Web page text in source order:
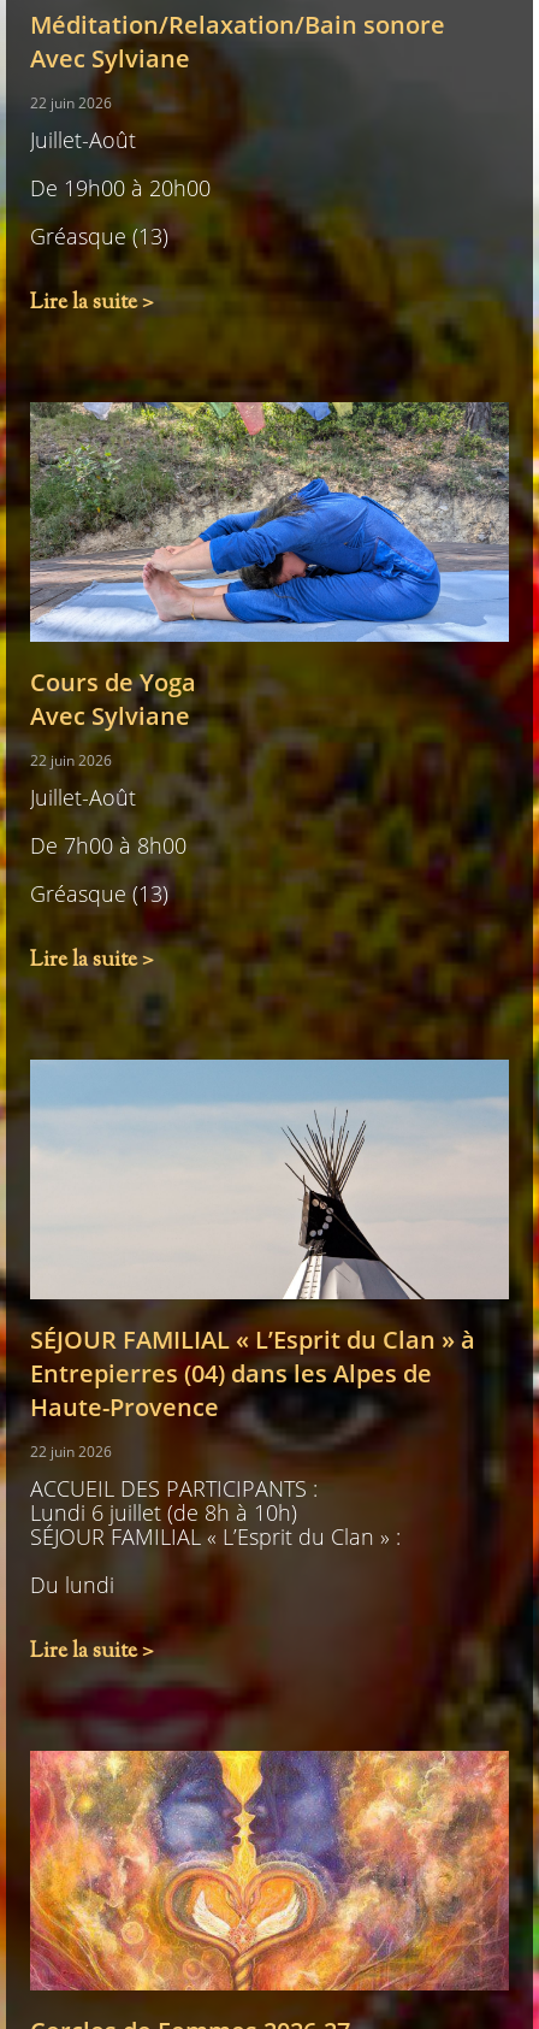
Méditation/Relaxation/Bain sonore
Avec Sylviane
22 juin 2026
Juillet-Août
De 19h00 à 20h00
Gréasque (13)
Lire la suite >
Cours de Yoga
Avec Sylviane
22 juin 2026
Juillet-Août
De 7h00 à 8h00
Gréasque (13)
Lire la suite >
SÉJOUR FAMILIAL « L’Esprit du Clan » à
Entrepierres (04) dans les Alpes de
Haute-Provence
22 juin 2026
ACCUEIL DES PARTICIPANTS :
Lundi 6 juillet (de 8h à 10h)
SÉJOUR FAMILIAL « L’Esprit du Clan » :
Du lundi
Lire la suite >